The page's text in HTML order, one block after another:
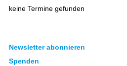
keine Termine gefunden
Newsletter abonnieren
Spenden